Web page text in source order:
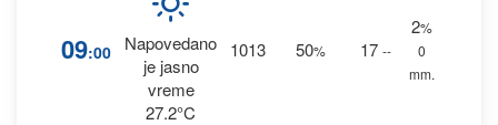
09:00
Napovedano
je jasno
vreme
27.2°C
1013 50% 17 --
2%
0
mm.